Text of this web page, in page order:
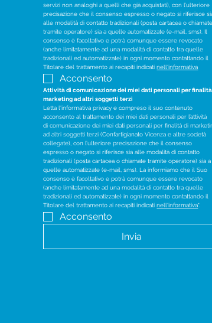
servizi non analoghi a quelli che già acquistati), con l’ulteriore
precisazione che il consenso espresso o negato si riferisce
alle modalità di contatto tradizionali (posta cartacea o chiamate
tramite operatore) sia a quelle automatizzate (e-mail, sms). Il
consenso è facoltativo e potrà comunque essere revocato
(anche limitatamente ad una modalità di contatto tra quelle
tradizionali ed automatizzate) in ogni momento contattando il
Titolare del trattamento ai recapiti indicati nell'informativa
Acconsento
Attività di comunicazione dei miei dati personali per
marketing ad altri soggetti terzi
Letta l'informativa privacy e compreso il suo contenuto
acconsento al trattamento dei miei dati personali per l’attività
di comunicazione dei miei dati personali per finalità di
ad altri soggetti terzi (Confartigianato Vicenza e altre società
collegate), con l’ulteriore precisazione che il consenso
espresso o negato si riferisce sia alle modalità di contatto
tradizionali (posta cartacea o chiamate tramite operatore) sia a
quelle automatizzate (e-mail, sms). La informiamo che il Suo
consenso è facoltativo e potrà comunque essere revocato
(anche limitatamente ad una modalità di contatto tra quelle
tradizionali ed automatizzate) in ogni momento contattando il
Titolare del trattamento ai recapiti indicati nell'informativa".
Acconsento
Invia